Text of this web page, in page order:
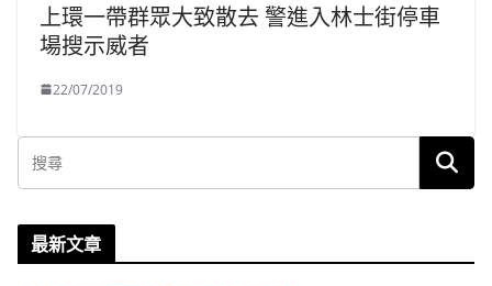
上環一帶群眾大致散去 警進入林士街停車
場搜示威者
22/07/2019
最新文章